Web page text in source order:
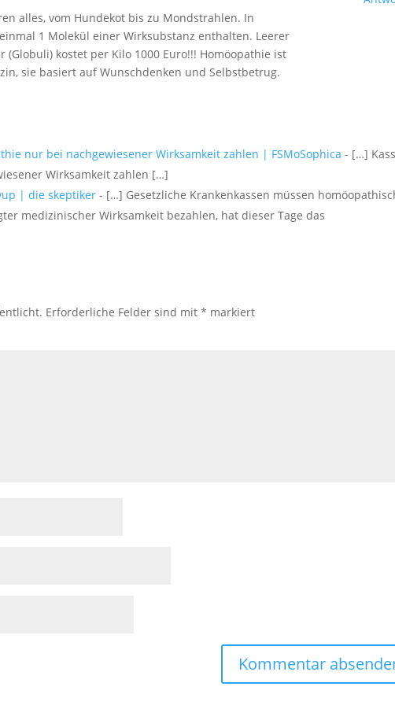
alles, vom Hundekot bis zu Mondstrahlen. In
1 Molekül einer Wirksubstanz enthalten. Leerer
(Globuli) kostet per Kilo 1000 Euro!!! Homöopathie ist
sie basiert auf Wunschdenken und Selbstbetrug.
nur bei nachgewiesener Wirksamkeit zahlen | FSMoSophica - […]
Wirksamkeit zahlen […]
| die skeptiker - […] Gesetzliche Krankenkassen müssen
medizinischer Wirksamkeit bezahlen, hat dieser Tage das
Erforderliche Felder sind mit* markiert